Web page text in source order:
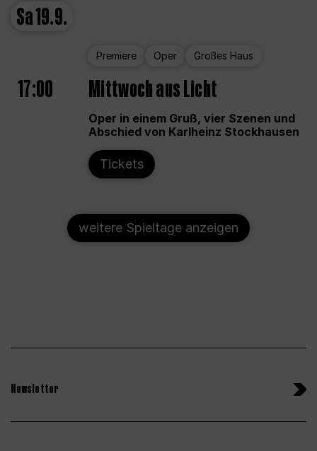
Sa19.9.
Premiere Oper Großes Haus
17:00 Mittwoch aus Licht
Oper in einem Gruß, vier Szenen und
Abschied von Karlheinz Stockhausen
Tickets
weitere Spieltage anzeigen
Newsletter